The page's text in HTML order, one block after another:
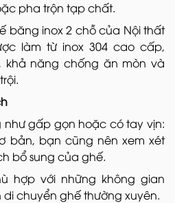
pha trộn tạp chất.
băng inox 2 chỗ của Nội thất
làm từ inox 304 cao cấp,
năng chống ăn mòn và
gấp gọn hoặc có tay vịn:
bản, bạn cũng nên xem xét
bổ sung của ghế.
hợp với những không gian
chuyển ghế thường xuyên.